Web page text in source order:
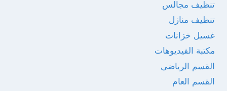
تنظيف مجالس
تنظيف منازل
غسيل خزانات
مكتبة الفيديوهات
القسم الرياضى
القسم العام